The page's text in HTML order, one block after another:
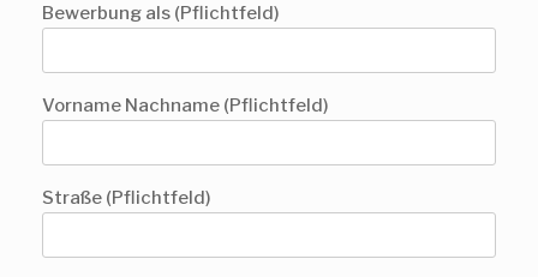
Bewerbung als (Pflichtfeld)
Vorname Nachname (Pflichtfeld)
Straße (Pflichtfeld)